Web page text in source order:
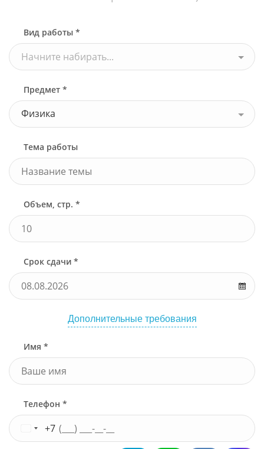
Вид работы *
Начните набирать...
Предмет *
Физика
Тема работы
Объем, стр. *
Срок сдачи *
Дополнительные требования
Имя *
Телефон *
+7